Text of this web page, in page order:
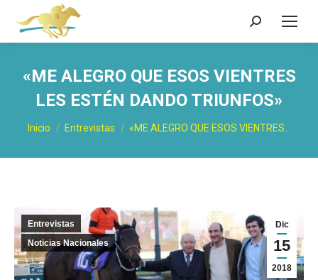
Buscar:
«ME ALEGRO QUE ESOS VIENTRES
LES ESTÉN DANDO TRIUNFOS»
Estás aquí:
Inicio Entrevistas «ME ALEGRO QUE ESOS VIENTRES…
Dic
15
2018
Entrevistas
Noticias Nacionales